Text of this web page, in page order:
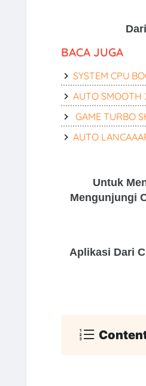
BACA JUGA
SYSTEM CPU
AUTO SMOOTH
GAME TURBO
AUTO
Untuk
Mengunjungi
Aplikasi Dari